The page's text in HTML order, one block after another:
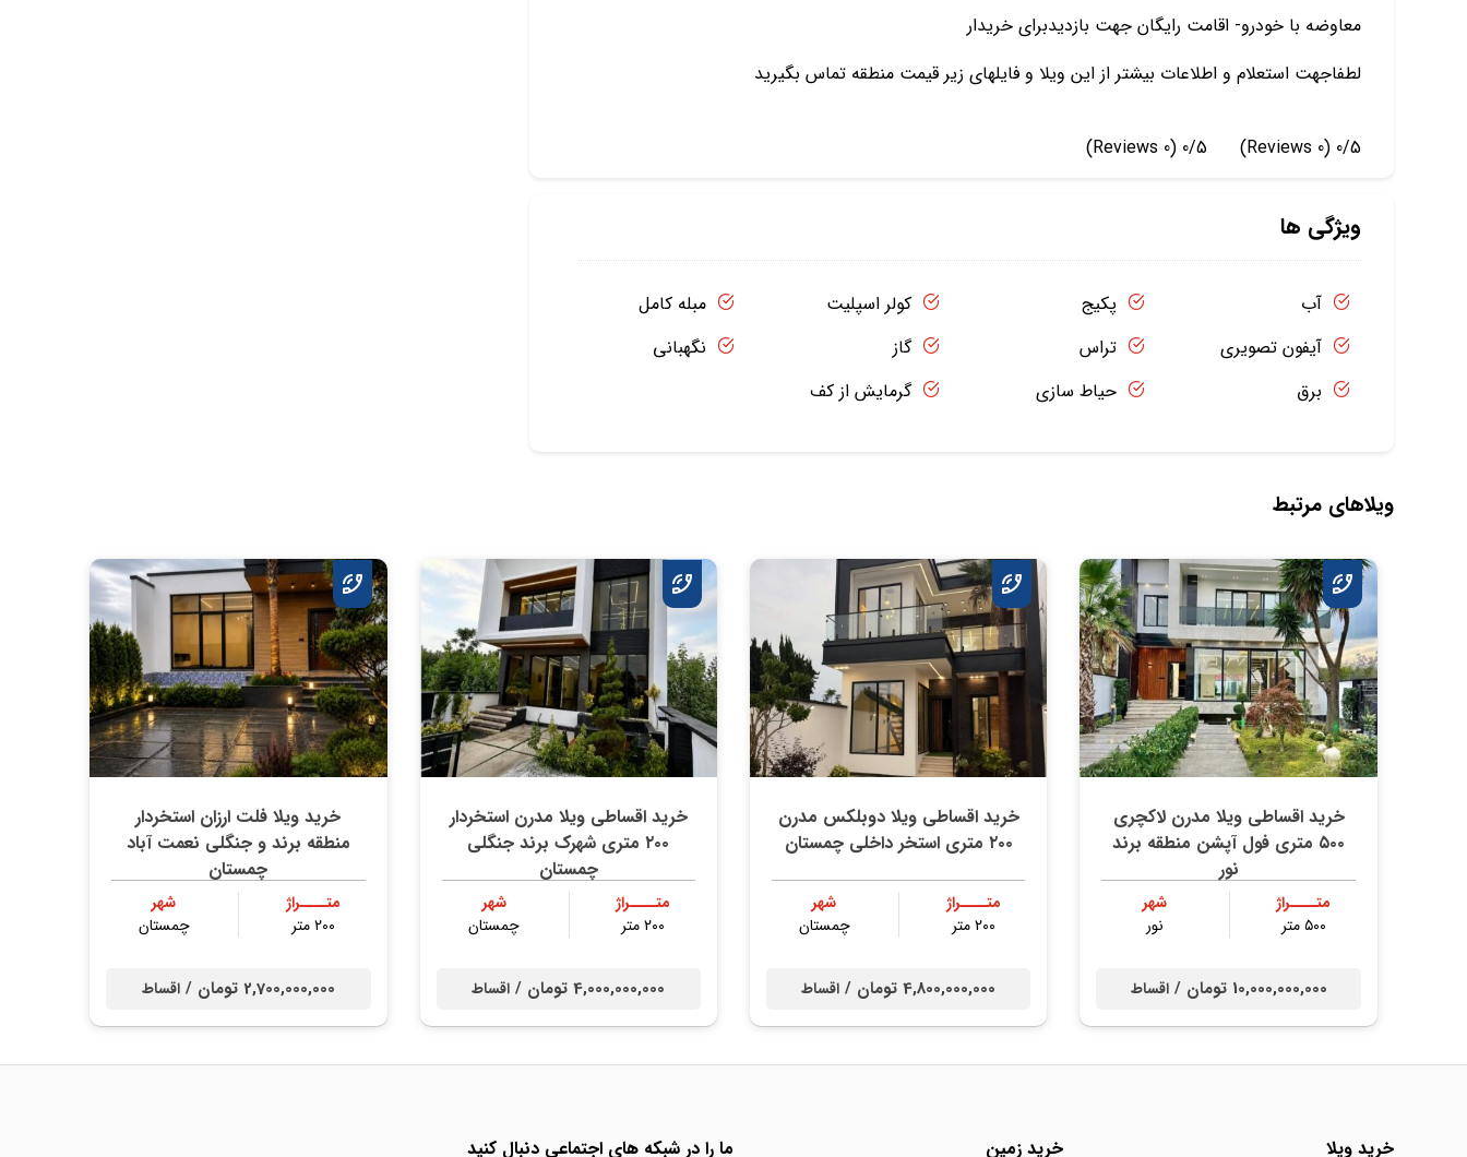
معاوضه با خودرو- اقامت رایگان جهت بازدیدبرای خریدار
لطفاجهت استعلام و اطلاعات بیشتر از این ویلا و فایلهای زیر قیمت منطقه تماس بگیرید
0/5
(0 Reviews)
0/5
(0 Reviews)
ویژگی ها
آب
آیفون تصویری
برق
پکیج
تراس
حیاط سازی
کولر اسپلیت
گاز
گرمایش از کف
مبله کامل
نگهبانی
ویلاهای مرتبط
خرید اقساطی ویلا مدرن لاکچری
۵۰۰ متری فول آپشن منطقه برند
نور
متــــراژ
۵۰۰ متر
شهر
نور
10,000,000,000 تومان / اقساط
خرید اقساطی ویلا دوبلکس مدرن
۲۰۰ متری استخر داخلی چمستان
متــــراژ
۲۰۰ متر
شهر
چمستان
4,800,000,000 تومان / اقساط
خرید اقساطی ویلا مدرن استخردار
۲۰۰ متری شهرک برند جنگلی
چمستان
متــــراژ
۲۰۰ متر
شهر
چمستان
4,000,000,000 تومان / اقساط
خرید ویلا فلت ارزان استخردار
منطقه برند و جنگلی نعمت آباد
چمستان
متــــراژ
۲۰۰ متر
شهر
چمستان
2,700,000,000 تومان / اقساط
خرید ویلا خرید زمین ما را در شبکه های اجتماعی دنبال کنید